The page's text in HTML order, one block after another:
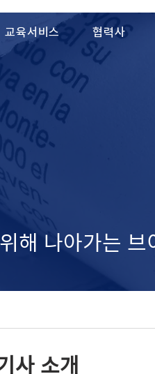
교육서비스 협력사
해 나아가는 브
사 소개